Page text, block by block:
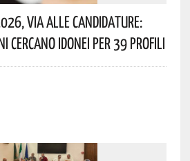
Via Alle Candidature:
Cercano Idonei Per 39 Profili